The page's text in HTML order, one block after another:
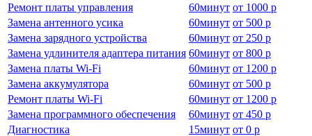
Ремонт платы управления
60минут от 1000 р
Замена антенного усика
60минут от 500 р
Замена зарядного устройства
60минут от 250 р
Замена удлинителя адаптера питания 60минут от 800 р
Замена платы Wi-Fi
60минут от 1200 р
Замена аккумулятора
60минут от 500 р
Ремонт платы Wi-Fi
60минут от 1200 р
Замена программного обеспечения
60минут от 450 р
Диагностика
15минут от 0 р